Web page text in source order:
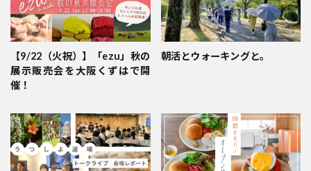
【9/22（火祝）】「ezu」秋の
展示販売会を大阪くずはで開
催！
朝活とウォーキングと。